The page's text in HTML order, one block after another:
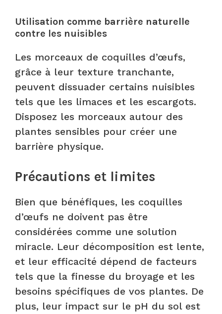
Utilisation comme barrière naturelle
contre les nuisibles
Les morceaux de coquilles d’œufs,
grâce à leur texture tranchante,
peuvent dissuader certains nuisibles
tels que les limaces et les escargots.
Disposez les morceaux autour des
plantes sensibles pour créer une
barrière physique.
Précautions et limites
Bien que bénéfiques, les coquilles
d’œufs ne doivent pas être
considérées comme une solution
miracle. Leur décomposition est lente,
et leur efficacité dépend de facteurs
tels que la finesse du broyage et les
besoins spécifiques de vos plantes. De
plus, leur impact sur le pH du sol est